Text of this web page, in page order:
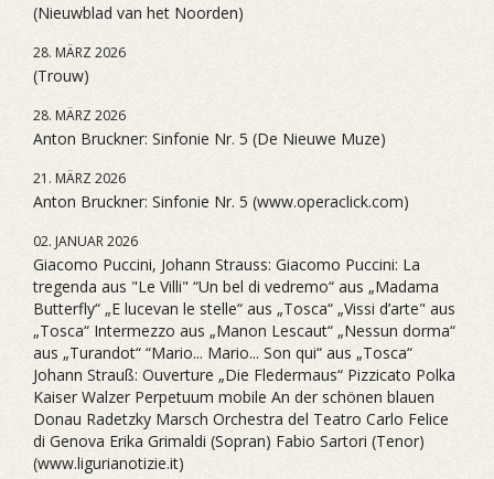
(Nieuwblad van het Noorden)
28. MÄRZ 2026
(Trouw)
28. MÄRZ 2026
Anton Bruckner: Sinfonie Nr. 5 (De Nieuwe Muze)
21. MÄRZ 2026
Anton Bruckner: Sinfonie Nr. 5 (www.operaclick.com)
02. JANUAR 2026
Giacomo Puccini, Johann Strauss: Giacomo Puccini: La
tregenda aus "Le Villi" “Un bel di vedremo“ aus „Madama
Butterfly“ „E lucevan le stelle“ aus „Tosca“ „Vissi d’arte" aus
„Tosca“ Intermezzo aus „Manon Lescaut“ „Nessun dorma“
aus „Turandot“ “Mario... Mario... Son qui“ aus „Tosca“
Johann Strauß: Ouverture „Die Fledermaus“ Pizzicato Polka
Kaiser Walzer Perpetuum mobile An der schönen blauen
Donau Radetzky Marsch Orchestra del Teatro Carlo Felice
di Genova Erika Grimaldi (Sopran) Fabio Sartori (Tenor)
(www.ligurianotizie.it)